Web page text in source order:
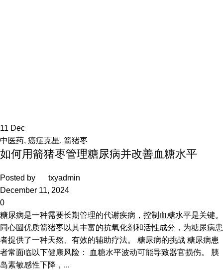
11 Dec
中医药, 癌症克星, 箭猪枣
如何用箭猪枣管理糖尿病并改善血糖水平
Posted by
txyadmin
December 11, 2024
0
糖尿病是一种需要长期管理的代谢疾病，控制血糖水平是关键。
同心圆优质箭猪枣以其丰富的抗氧化剂和活性成分，为糖尿病患
者提供了一种天然、有效的辅助疗法。 糖尿病的挑战 糖尿病患
者常面临以下健康风险： 血糖水平波动可能导致器官损伤。 胰
岛素敏感性下降，...